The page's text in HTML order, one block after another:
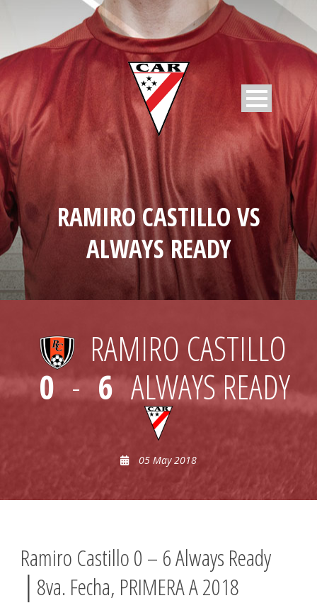
RAMIRO CASTILLO VS
ALWAYS READY
RAMIRO CASTILLO
0 - 6 ALWAYS READY
05 May 2018
Ramiro Castillo 0 – 6 Always Ready
│8va. Fecha, PRIMERA A 2018